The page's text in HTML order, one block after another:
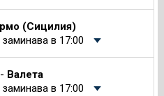
(Сицилия)
в 17:00
Валета
в 17:00